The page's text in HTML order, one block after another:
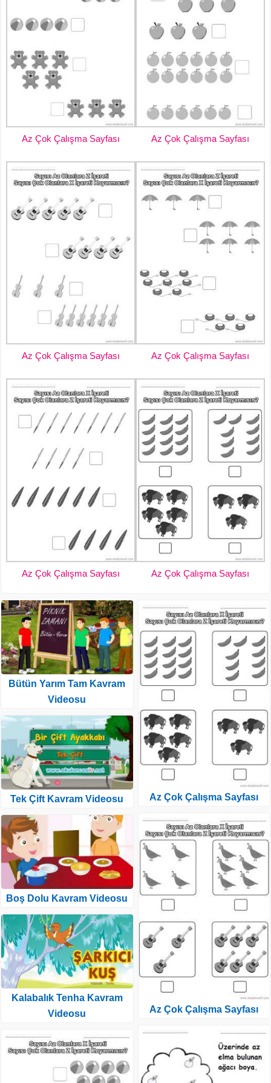
Az Çok Çalışma Sayfası Az Çok Çalışma Sayfası
Az Çok Çalışma Sayfası Az Çok Çalışma Sayfası
Az Çok Çalışma Sayfası Az Çok Çalışma Sayfası
Bütün Yarım Tam Kavram
Videosu
Tek Çift Kavram Videosu
Boş Dolu Kavram Videosu
Kalabalık Tenha Kavram
Videosu
Az Çok Çalışma Sayfası
Az Çok Çalışma Sayfası